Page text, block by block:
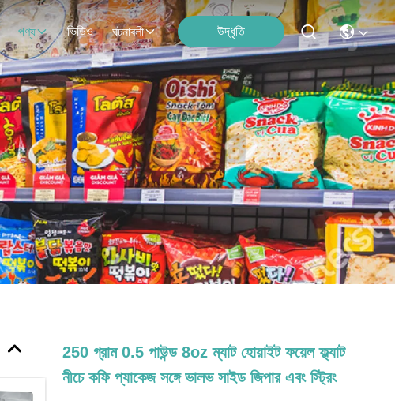
পণ্য ভিডিও ঘটনাবলী উদ্ধৃতি
250 গ্রাম 0.5 পাউন্ড 8oz ম্যাট হোয়াইট ফয়েল ফ্ল্যাট
নীচে কফি প্যাকেজ সঙ্গে ভালভ সাইড জিপার এবং স্ট্রিং